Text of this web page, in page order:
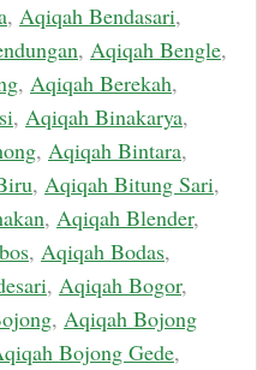
, Aqiqah Bendasari,
, Aqiqah Bengle,
, Aqiqah Berekah,
, Aqiqah Binakarya,
, Aqiqah Bintara,
, Aqiqah Bitung Sari,
, Aqiqah Blender,
, Aqiqah Bodas,
, Aqiqah Bogor,
, Aqiqah Bojong
Bojong Gede,